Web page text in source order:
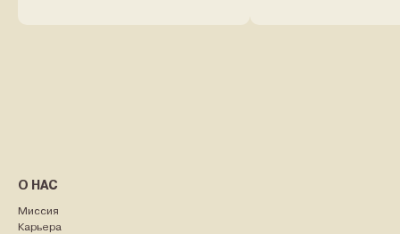
О НАС
Миссия
Карьера